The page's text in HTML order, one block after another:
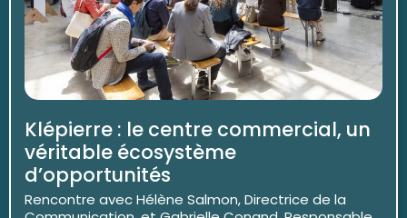
Klépierre : le centre commercial, un
véritable écosystème
d’opportunités
Rencontre avec Hélène Salmon, Directrice de la